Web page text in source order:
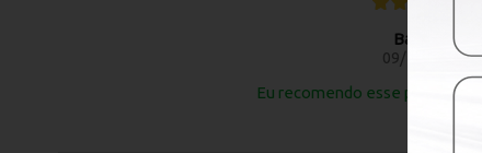
Barbara S.
09/10/2025
Eu recomendo esse produto.